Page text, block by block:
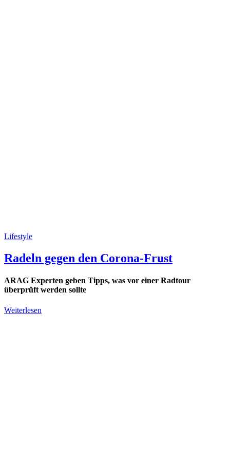
Lifestyle
Radeln gegen den Corona-Frust
ARAG Experten geben Tipps, was vor einer Radtour
überprüft werden sollte
Weiterlesen